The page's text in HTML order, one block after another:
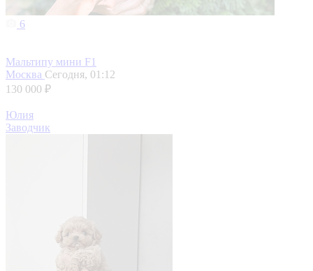
6
Мальтипу мини F1
Москва Сегодня, 01:12
130 000 ₽
Юлия
Заводчик